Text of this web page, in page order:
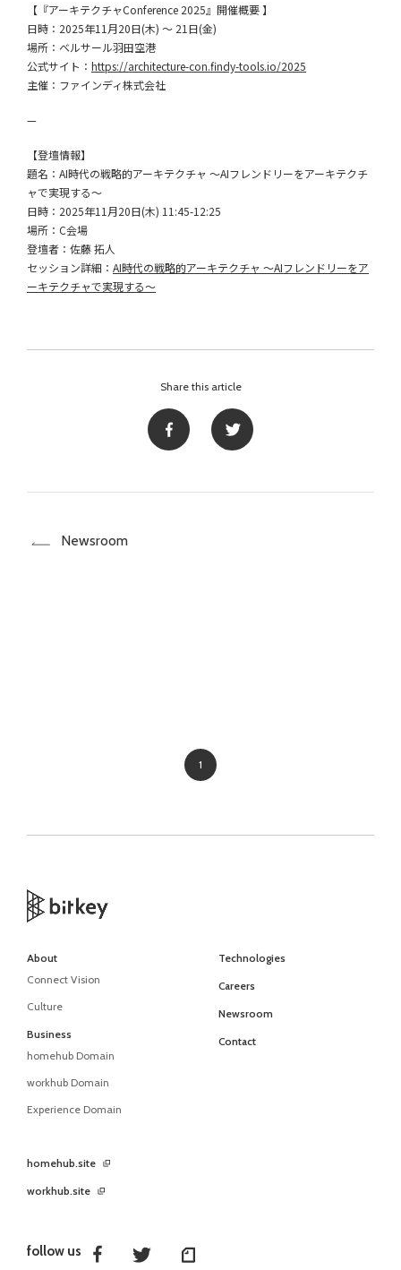
【『アーキテクチャConference 2025』開催概要 】
日時：2025年11月20日(木) 〜 21日(金)
場所：ベルサール羽田空港
公式サイト： https://architecture-con.findy-tools.io/2025
主催：ファインディ株式会社
—
【登壇情報】
題名：AI時代の戦略的アーキテクチャ 〜AIフレンドリーをアーキテクチ
ャで実現する〜
日時：2025年11月20日(木) 11:45-12:25
場所：C会場
登壇者：佐藤 拓人
セッション詳細： AI時代の戦略的アーキテクチャ 〜AIフレンドリーをア
ーキテクチャで実現する〜
Share this article
Newsroom
1
follow us
About
Connect Vision
Culture
Business
homehub Domain
workhub Domain
Experience Domain
Technologies
Careers
Newsroom
Contact
homehub.site
workhub.site